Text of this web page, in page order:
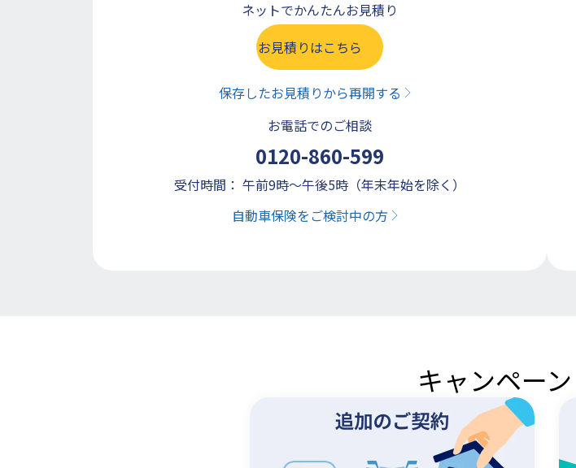
ネットでかんたんお見積り
お見積りはこちら
保存したお見積りから再開する
お電話でのご相談
0120-860-599
受付時間： 午前9時～午後5時（年末年始を除く）
自動車保険をご検討中の方
キャンペー